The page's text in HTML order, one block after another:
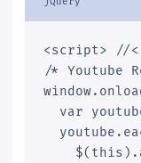
<script> //
/* Youtube
var